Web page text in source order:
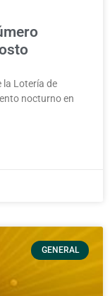
la Lotería de
nocturno en
GENERAL